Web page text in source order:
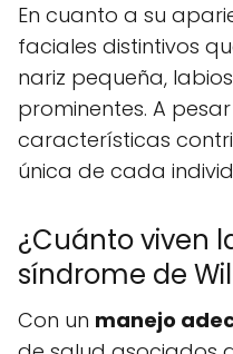
En cuanto a su
faciales distintivos
nariz pequeña,
prominentes. A
características
única de cada
¿Cuánto viven
síndrome de
Con un manejo